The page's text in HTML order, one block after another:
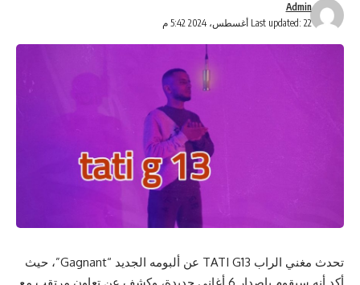
Last updated: 22 أغسطس، 2024 5:42 م
Admin
تحدث مغني الراب TATI G13 عن ألبومه الجديد “Gagnant”، حيث